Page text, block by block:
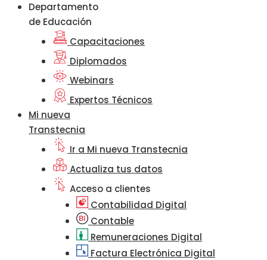
Departamento
de Educación
Capacitaciones
Diplomados
Webinars
Expertos Técnicos
Mi nueva
Transtecnia
Ir a Mi nueva Transtecnia
Actualiza tus datos
Acceso a clientes
Contabilidad Digital
Contable
Remuneraciones Digital
Factura Electrónica Digital